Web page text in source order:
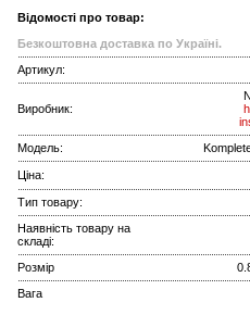
Відомості про товар:
Безкоштовна доставка по Україні.
Артикул:
Виробник:
Модель:
Ціна:
Тип товару:
Наявність товару на
складі:
Розмір
Вага